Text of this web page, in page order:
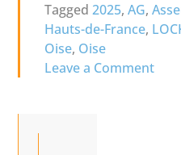
Tagged2025,AG,
Hauts-de-France,
Oise, Oise
Leave a Commenton